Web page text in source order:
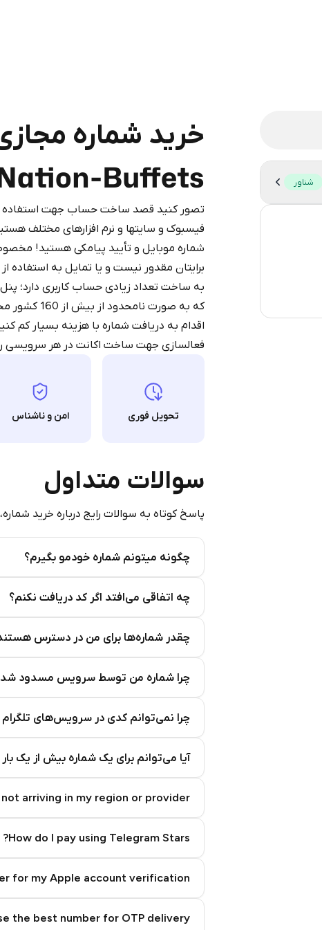
شناور
Buffets
تصور کنید قصد ساخت حساب جهت استفاده از
فیسبوک و سایتها و نرم افزارهای مختلف
شماره موبایل و تأیید پیامکی هستید!
برایتان مقدور نیست و یا تمایل به استفاده
به ساخت تعداد زیادی حساب کاربری دارد؛
که به صورت
اقدام به دریافت شماره با هزینه بسیار کم
فعالسازی جهت ساخت اکانت در هر سرویسی
تحویل فوری امن و ناشناس
سوالات متداول
پاسخ کوتاه به سوالات رایج درباره خرید
چگونه میتونم شماره خودمو بگیرم؟
چه اتفاقی می‌افتد اگر کد دریافت نکنم؟
چقدر شماره‌ها برای من در دسترس
چرا شماره من توسط سرویس مسدود
چرا نمی‌توانم کدی در سرویس‌های تلگرام
آیا می‌توانم برای یک شماره بیش از یک
arriving in my region or provider?
How do I pay using Telegram Stars?
is a simple two-step process:
in Telegram using your card (or
Pay, or other supported methods).
the HidSim credit purchase.
Step 1: Create the order on HidSim
Pay with Telegram
for my Apple account verification?
the best number for OTP delivery?